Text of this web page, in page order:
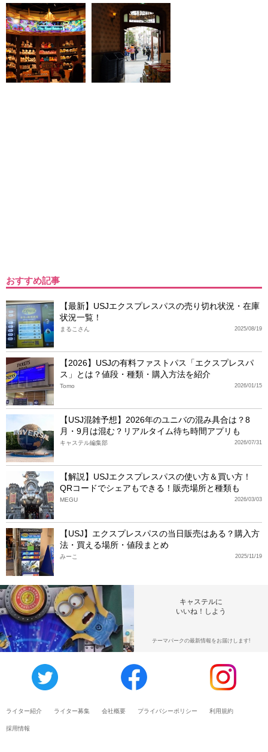
おすすめ記事
【最新】USJエクスプレスパスの売り切れ状況・在庫
状況一覧！
2025/08/19
まるこさん
【2026】USJの有料ファストパス「エクスプレスパ
ス」とは？値段・種類・購入方法を紹介
2026/01/15
Tomo
【USJ混雑予想】2026年のユニバの混み具合は？8
月・9月は混む？リアルタイム待ち時間アプリも
2026/07/31
キャステル編集部
【解説】USJエクスプレスパスの使い方＆買い方！
QRコードでシェアもできる！販売場所と種類も
2026/03/03
MEGU
【USJ】エクスプレスパスの当日販売はある？購入方
法・買える場所・値段まとめ
2025/11/19
みーこ
キャステルに
いいね！しよう
テーマパークの最新情報をお届けします!
ライター紹介 ライター募集 会社概要 プライバシーポリシー 利用規約
採用情報